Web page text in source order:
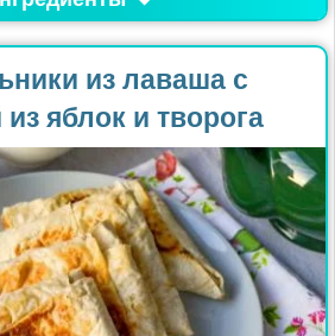
из лаваша с
яблок и творога